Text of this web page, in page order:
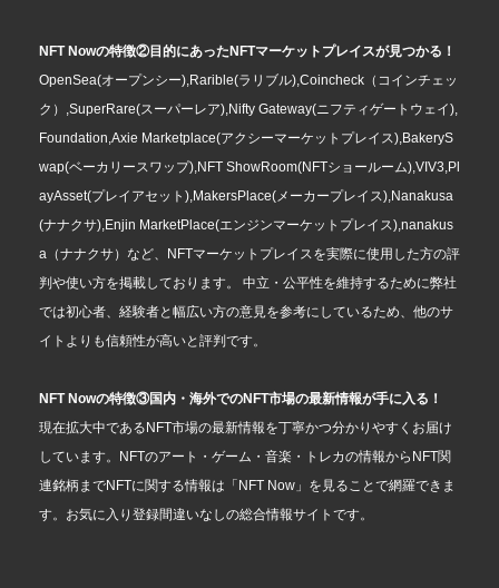
NFT Nowの特徴②目的にあったNFTマーケットプレイスが見つかる！
OpenSea(オープンシー),Rarible(ラリブル),Coincheck（コインチェッ
ク）,SuperRare(スーパーレア),Nifty Gateway(ニフティゲートウェイ),
Foundation,Axie Marketplace(アクシーマーケットプレイス),BakeryS
wap(ベーカリースワップ),NFT ShowRoom(NFTショールーム),VIV3,Pl
ayAsset(プレイアセット),MakersPlace(メーカープレイス),Nanakusa
(ナナクサ),Enjin MarketPlace(エンジンマーケットプレイス),nanakus
a（ナナクサ）など、NFTマーケットプレイスを実際に使用した方の評
判や使い方を掲載しております。 中立・公平性を維持するために弊社
では初心者、経験者と幅広い方の意見を参考にしているため、他のサ
イトよりも信頼性が高いと評判です。
NFT Nowの特徴③国内・海外でのNFT市場の最新情報が手に入る！
現在拡大中であるNFT市場の最新情報を丁寧かつ分かりやすくお届け
しています。NFTのアート・ゲーム・音楽・トレカの情報からNFT関
連銘柄までNFTに関する情報は「NFT Now」を見ることで網羅できま
す。お気に入り登録間違いなしの総合情報サイトです。